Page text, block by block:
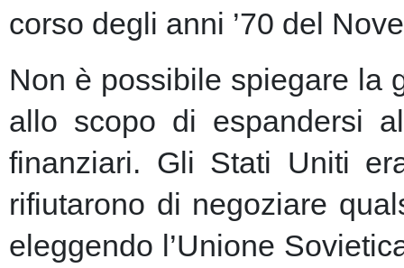
corso degli anni ’70 del
Non è possibile spiegare la
allo scopo di espandersi
finanziari. Gli Stati Uniti
rifiutarono di negoziare
eleggendo l’Unione